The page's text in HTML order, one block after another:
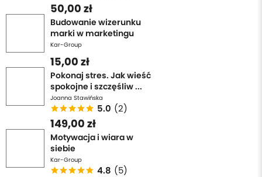
50,00 zł
Budowanie wizerunku
marki w marketingu
Kar-Group
15,00 zł
Pokonaj stres. Jak wieść
spokojne i szczęśliw ...
Joanna Stawińska
5.0 (2)
149,00 zł
Motywacja i wiara w
siebie
Kar-Group
4.8 (5)